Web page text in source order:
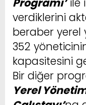
verdiklerini
beraber
352
kapasitesini
Bir diğer
Yerel